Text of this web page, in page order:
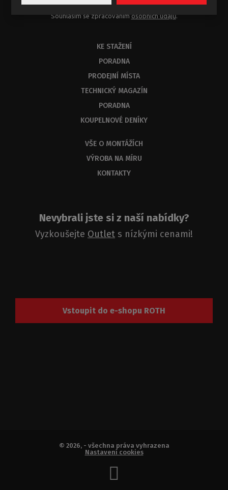
Souhlasím se zpracováním osobních údajů.
KE STAŽENÍ
PORADNA
PRODEJNÍ MÍSTA
TECHNICKÝ MAGAZÍN
PORADNA
KOUPELNOVÉ DENÍKY
VŠE O MONTÁŽÍCH
VÝROBA NA MÍRU
KONTAKTY
Nevybrali jste si z naší nabídky?
Vyzkoušejte Outlet s nízkými cenami!
Vstoupit do e-shopu ROTH
© 2026, - všechna práva vyhrazena
Nastavení cookies